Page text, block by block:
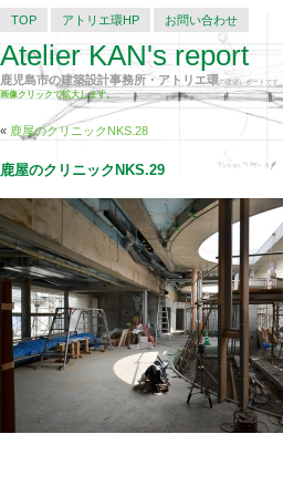
TOP アトリエ環HP お問い合わせ
Atelier KAN's report
鹿児島市の建築設計事務所・アトリエ環の建築レポートです。
画像クリックで拡大します。
« 鹿屋のクリニックNKS.28
鹿屋のクリニックNKS.29